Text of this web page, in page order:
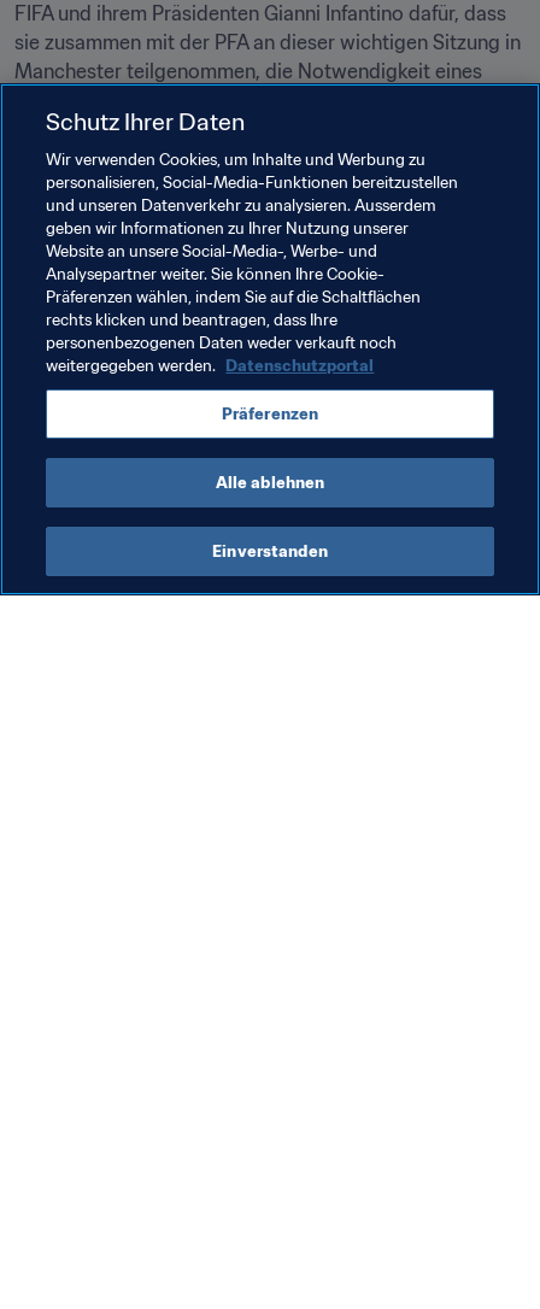
FIFA und ihrem Präsidenten Gianni Infantino dafür, dass
sie zusammen mit der PFA an dieser wichtigen Sitzung in
Manchester teilgenommen, die Notwendigkeit eines
als wichtigen Akteur im Entscheidungsprozess
anerkennen.
Angesichts der vielen offenen Punkte ist es erfreulich,
dass ein unvoreingenommener Dialog möglich ist und
gefördert wird."
Verwandte Themen
FIFA-Präsident Organisation Organisation
Schutz Ihrer Daten
Wir verwenden Cookies, um Inhalte und Werbung zu
personalisieren, Social-Media-Funktionen bereitzustellen
und unseren Datenverkehr zu analysieren. Ausserdem
geben wir Informationen zu Ihrer Nutzung unserer
Website an unsere Social-Media-, Werbe- und
Analysepartner weiter. Sie können Ihre Cookie-
Präferenzen wählen, indem Sie auf die Schaltflächen
rechts klicken und beantragen, dass Ihre
personenbezogenen Daten weder verkauft noch
weitergegeben werden. Datenschutzportal
Präferenzen
Alle ablehnen
Einverstanden